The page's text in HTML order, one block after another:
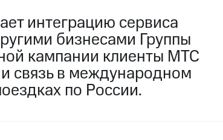
интеграцию сервиса
бизнесами Группы
кампании клиенты МТС
связь в международном
по России.